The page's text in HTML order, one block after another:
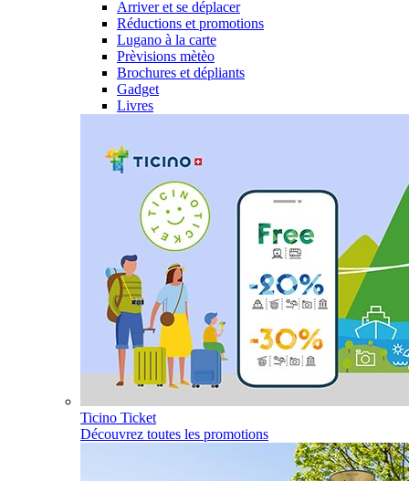
Arriver et se déplacer
Réductions et promotions
Lugano à la carte
Prèvisions mètèo
Brochures et dépliants
Gadget
Livres
Ticino Ticket
Découvrez toutes les promotions